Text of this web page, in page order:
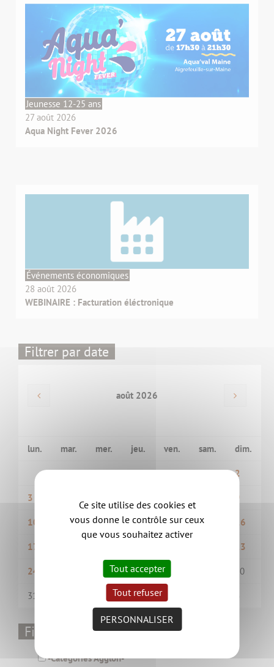
Jeunesse 12-25 ans
27 août 2026
Aqua Night Fever 2026
Événements économiques
28 août 2026
WEBINAIRE : Facturation éléctronique
Filtrer par date
août 2026
lun. mar. mer. jeu. ven. sam. dim.
1 2
3 9
10 11 12 13 14 15 16
17 23
24 27 28 30
31 3
Filtrer par thématique
-Catégories Aggloh-
Ce site utilise des cookies et
vous donne le contrôle sur ceux
que vous souhaitez activer
Tout accepter
Tout refuser
PERSONNALISER